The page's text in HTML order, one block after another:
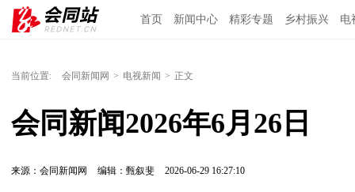
首页 新闻中心 精彩专题 乡村振兴 电
当前位置: 会同新闻网 > 电视新闻 > 正文
会同新闻2026年6月26日
来源：会同新闻网 编辑：甄叙斐 2026-06-29 16:27:10